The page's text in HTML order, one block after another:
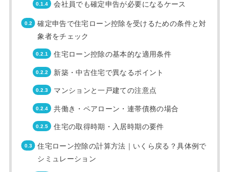
会社員でも確定申告が必要になるケース
確定申告で住宅ローン控除を受けるための条件と対
象者をチェック
住宅ローン控除の基本的な適用条件
新築・中古住宅で異なるポイント
マンションと一戸建ての注意点
共働き・ペアローン・連帯債務の場合
住宅の取得時期・入居時期の要件
住宅ローン控除の計算方法｜いくら戻る？具体例で
シミュレーション